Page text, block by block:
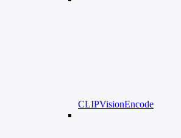
CLIPVisionEncode